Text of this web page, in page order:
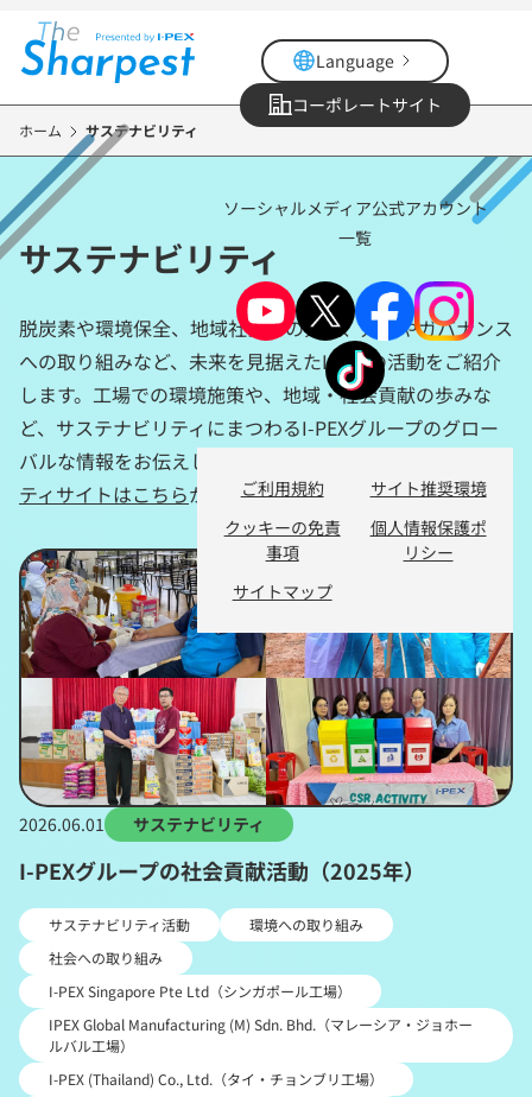
コ
テ
ツ
に
Language
コーポレートサイト
ソーシャルメディア公式アカウント
一覧
ご利用規約
サイト推奨環境
クッキーの免責
事項
個人情報保護ポ
リシー
サイトマップ
ホーム サステナビリティ
サステナビリティ
脱炭素や環境保全、地域社会との共生、人権やガバナンス
への取り組みなど、未来を見据えたI-PEXの活動をご紹介
します。工場での環境施策や、地域・社会貢献の歩みな
ど、サステナビリティにまつわるI-PEXグループのグロー
バルな情報をお伝えしていきます。
ティサイトはこちらからご覧ください。
2026.06.01 サステナビリティ
I-PEXグループの社会貢献活動（2025年）
サステナビリティ活動
環境への取り組み
社会への取り組み
I-PEX Singapore Pte Ltd（シンガポール工場）
IPEX Global Manufacturing (M) Sdn. Bhd.（マレーシア・ジョホー
ルバル工場）
I-PEX (Thailand) Co., Ltd.（タイ・チョンブリ工場）